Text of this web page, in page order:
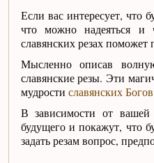
Если вас интересует, что
что можно надеяться и
славянских резах
Мысленно описав
славянские резы. Эти
мудрости славянских Богов
В зависимости от вашей
будущего и покажут, что
задать резам вопрос,